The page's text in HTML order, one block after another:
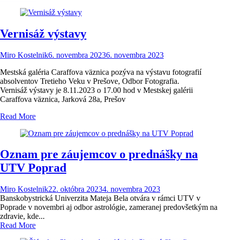
Vernisáž výstavy
Miro Kostelnik6. novembra 20236. novembra 2023
Mestská galéria Caraffova väznica pozýva na výstavu fotografií
absolventov Tretieho Veku v Prešove, Odbor Fotografia.
Vernisáž výstavy je 8.11.2023 o 17.00 hod v Mestskej galérii
Caraffova väznica, Jarková 28a, Prešov
Read More
Oznam pre záujemcov o prednášky na
UTV Poprad
Miro Kostelnik22. októbra 20234. novembra 2023
Banskobystrická Univerzita Mateja Bela otvára v rámci UTV v
Poprade v novembri aj odbor astrológie, zameranej predovšetkým na
zdravie, kde...
Read More